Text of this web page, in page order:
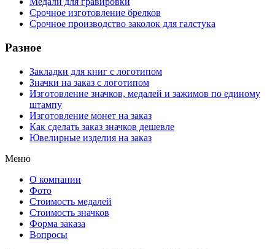
Срочное изготовление брелков
Срочное производство заколок для галстука
Разное
Закладки для книг с логотипом
Значки на заказ с логотипом
Изготовление значков, медалей и зажимов по единому
штампу
Изготовление монет на заказ
Как сделать заказ значков дешевле
Ювелирные изделия на заказ
Меню
О компании
Фото
Стоимость медалей
Стоимость значков
Форма заказа
Вопросы